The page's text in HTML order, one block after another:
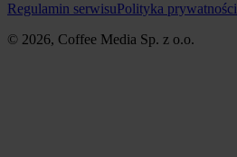
Regulamin serwisuPolityka prywatności
© 2026, Coffee Media Sp. z o.o.